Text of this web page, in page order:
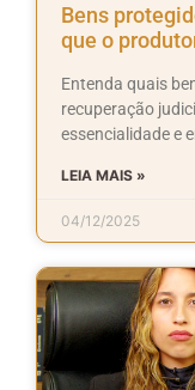
Bens
que o
Entenda quais
recuperação
essencialidade e
LEIA MAIS »
04/12/2025